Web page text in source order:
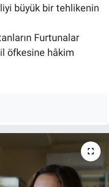
büyük bir tehlikenin
Furtunalar
öfkesine hâkim